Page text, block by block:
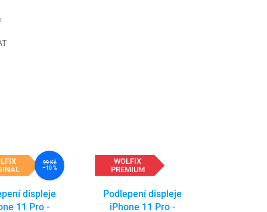
99 Kč
–10 %
displeje
11 Pro -
WOLFIX
PREMIUM
Podlepení displeje
iPhone 11 Pro -